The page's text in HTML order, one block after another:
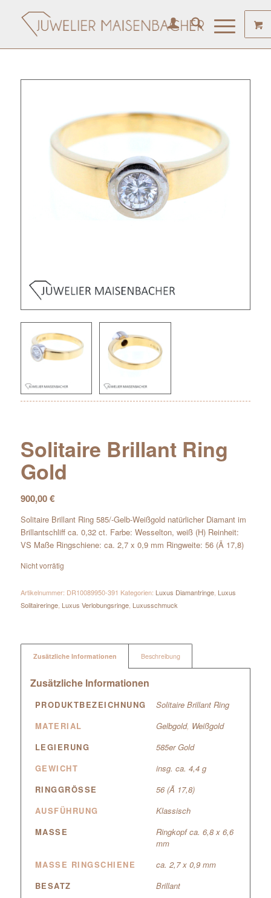
Solitaire Brillant Ring
Gold
900,00€
Solitaire Brillant Ring 585/-Gelb-Weißgold natürlicher Diamant im
Brillantschliff ca. 0,32 ct. Farbe: Wesselton, weiß (H) Reinheit:
VS Maße Ringschiene: ca. 2,7 x 0,9 mm Ringweite: 56 (Ã 17,8)
Nicht vorrätig
Artikelnummer: DR10089950-391 Kategorien: Luxus Diamantringe, Luxus
Solitaireringe, Luxus Verlobungsringe, Luxusschmuck
Zusätzliche Informationen Beschreibung
Zusätzliche Informationen
PRODUKTBEZEICHNUNG
Solitaire Brillant Ring
MATERIAL
Gelbgold, Weißgold
LEGIERUNG
585er Gold
GEWICHT
insg. ca. 4,4 g
RINGGRÖSSE
56 (Ã 17,8)
AUSFÜHRUNG
Klassisch
MASSE
Ringkopf ca. 6,8 x 6,6
mm
MASSE RINGSCHIENE
ca. 2,7 x 0,9 mm
BESATZ
Brillant